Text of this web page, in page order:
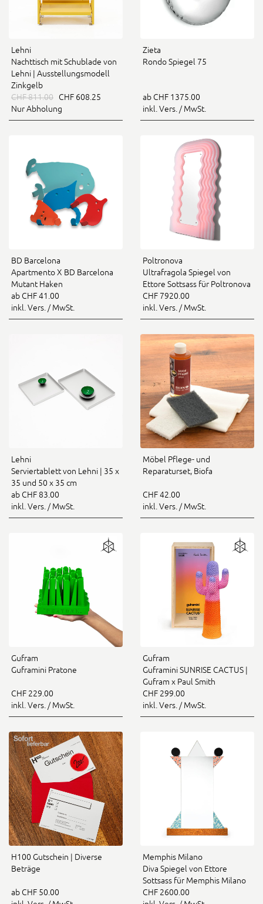
Lehni
Nachttisch mit Schublade von
Lehni | Ausstellungsmodell
Zinkgelb
CHF 811.00 CHF 608.25
Nur Abholung
Zieta
Rondo Spiegel 75
ab CHF 1375.00
inkl. Vers. / MwSt.
BD Barcelona
Apartmento X BD Barcelona
Mutant Haken
ab CHF 41.00
inkl. Vers. / MwSt.
Poltronova
Ultrafragola Spiegel von
Ettore Sottsass für Poltronova
CHF 7920.00
inkl. Vers. / MwSt.
Lehni
Serviertablett von Lehni | 35 x
35 und 50 x 35 cm
ab CHF 83.00
inkl. Vers. / MwSt.
Möbel Pflege- und
Reparaturset, Biofa
CHF 42.00
inkl. Vers. / MwSt.
Gufram
Guframini Pratone
CHF 229.00
inkl. Vers. / MwSt.
Gufram
Guframini SUNRISE CACTUS |
Gufram x Paul Smith
CHF 299.00
inkl. Vers. / MwSt.
H100 Gutschein | Diverse
Beträge
ab CHF 50.00
Memphis Milano
Diva Spiegel von Ettore
Sottsass für Memphis Milano
CHF 2600.00